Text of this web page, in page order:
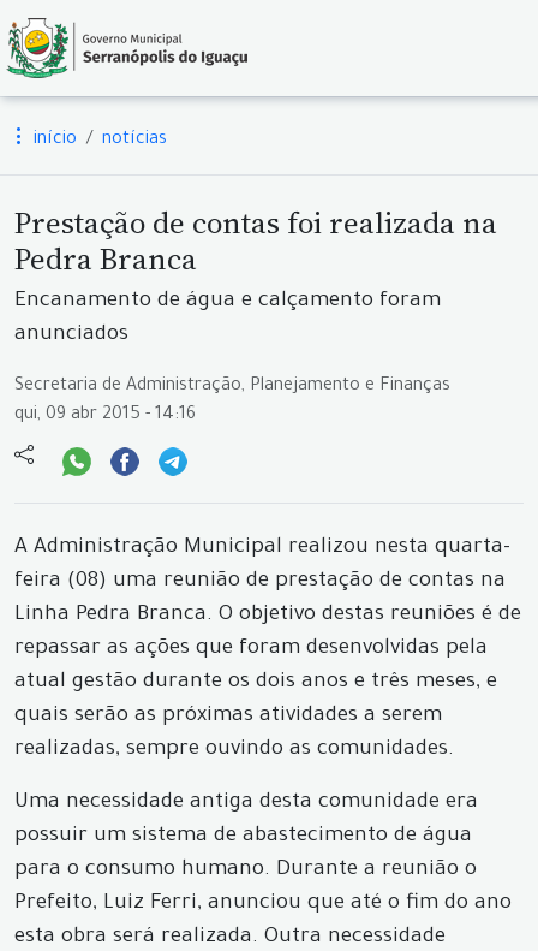
início notícias
Prestação de contas foi realizada na
Pedra Branca
Encanamento de água e calçamento foram
anunciados
Secretaria de Administração, Planejamento e Finanças
qui, 09 abr 2015 - 14:16
A Administração Municipal realizou nesta quarta-
feira (08) uma reunião de prestação de contas na
Linha Pedra Branca. O objetivo destas reuniões é de
repassar as ações que foram desenvolvidas pela
atual gestão durante os dois anos e três meses, e
quais serão as próximas atividades a serem
realizadas, sempre ouvindo as comunidades.
Uma necessidade antiga desta comunidade era
possuir um sistema de abastecimento de água
para o consumo humano. Durante a reunião o
Prefeito, Luiz Ferri, anunciou que até o fim do ano
esta obra será realizada. Outra necessidade